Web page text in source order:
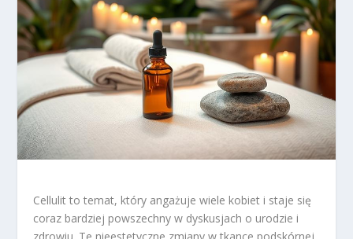
Cellulit to temat, który angażuje wiele kobiet i staje się
coraz bardziej powszechny w dyskusjach o urodzie i
zdrowiu. Te nieestetyczne zmiany w tkance podskórnej,